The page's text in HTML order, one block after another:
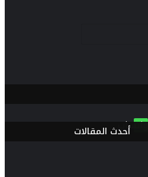
واتسابأحدث المقالات